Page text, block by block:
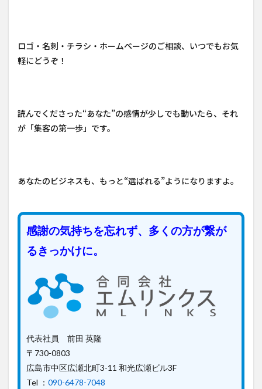
ロゴ・名刺・チラシ・ホームページのご相談、いつでもお気
軽にどうぞ！
読んでくださった“あなた”の感情が少しでも動いたら、それ
が「集客の第一歩」です。
あなたのビジネスも、もっと“選ばれる”ようになりますよ。
感謝の気持ちを忘れず、多くの方が繋が
るきっかけに。
代表社員 前田 英隆
〒730-0803
広島市中区広瀬北町3-11 和光広瀬ビル3F
Tel ： 090-6478-7048